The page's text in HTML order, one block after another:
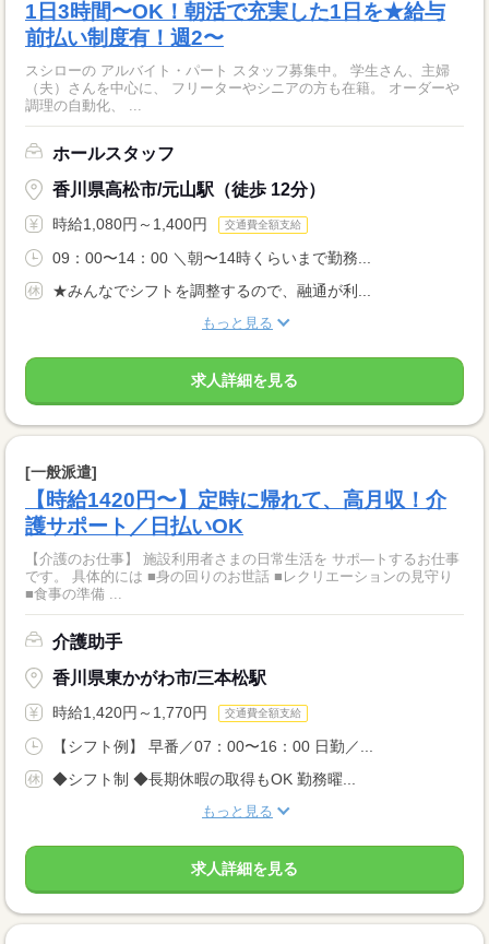
1日3時間〜OK！朝活で充実した1日を★給与
前払い制度有！週2〜
スシローの アルバイト・パート スタッフ募集中。 学生さん、主婦
（夫）さんを中心に、 フリーターやシニアの方も在籍。 オーダーや
調理の自動化、 ...
ホールスタッフ
香川県高松市/元山駅（徒歩 12分）
時給1,080円～1,400円 交通費全額支給
09：00〜14：00 ＼朝〜14時くらいまで勤務...
★みんなでシフトを調整するので、融通が利...
もっと見る
求人詳細を見る
[一般派遣]
【時給1420円〜】定時に帰れて、高月収！介
護サポート／日払いOK
【介護のお仕事】 施設利用者さまの日常生活を サポ―トするお仕事
です。 具体的には ■身の回りのお世話 ■レクリエーションの見守り
■食事の準備 ...
介護助手
香川県東かがわ市/三本松駅
時給1,420円～1,770円 交通費全額支給
【シフト例】 早番／07：00〜16：00 日勤／...
◆シフト制 ◆長期休暇の取得もOK 勤務曜...
もっと見る
求人詳細を見る